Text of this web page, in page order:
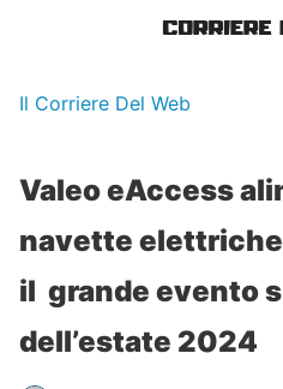
Il Corriere Del Web
Valeo eAccess
navette elettriche
il grande evento
dell’estate 2024